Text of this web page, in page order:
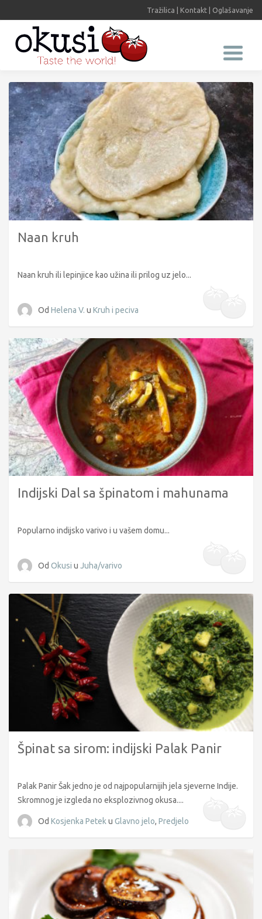
Tražilica Kontakt Oglašavanje
Naan kruh
Naan kruh ili lepinjice kao užina ili prilog uz jelo...
Od Helena V. u Kruh i peciva
Indijski Dal sa špinatom i mahunama
Popularno indijsko varivo i u vašem domu...
Od Okusi u Juha/varivo
Špinat sa sirom: indijski Palak Panir
Palak Panir Šak jedno je od najpopularnijih jela sjeverne Indije.
Skromnog je izgleda no eksplozivnog okusa....
Od Kosjenka Petek u Glavno jelo, Predjelo